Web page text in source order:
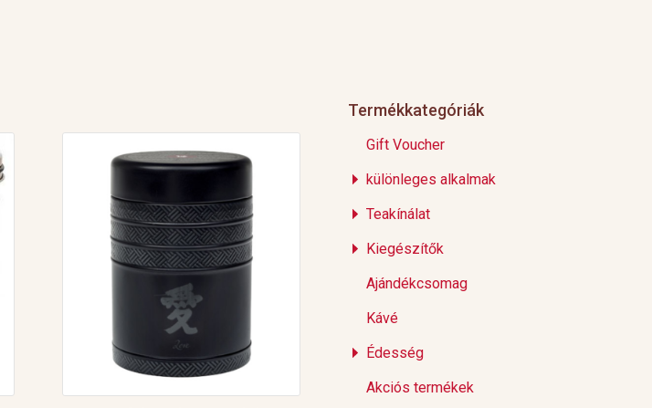
Termékkategóriák
Gift Voucher
különleges alkalmak
Teakínálat
Kiegészítők
Ajándékcsomag
Kávé
Édesség
Akciós termékek